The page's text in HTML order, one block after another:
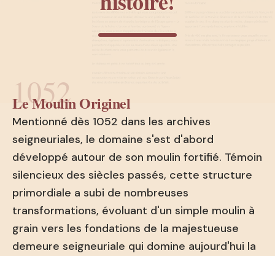
1052
Le Moulin Originel
Mentionné dès 1052 dans les archives
seigneuriales, le domaine s'est d'abord
développé autour de son moulin fortifié. Témoin
silencieux des siècles passés, cette structure
primordiale a subi de nombreuses
transformations, évoluant d'un simple moulin à
grain vers les fondations de la majestueuse
demeure seigneuriale qui domine aujourd'hui la